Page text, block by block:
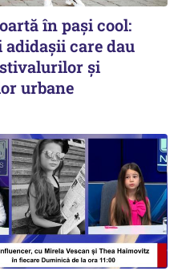
în pași cool:
adidașii care dau
și
urbane